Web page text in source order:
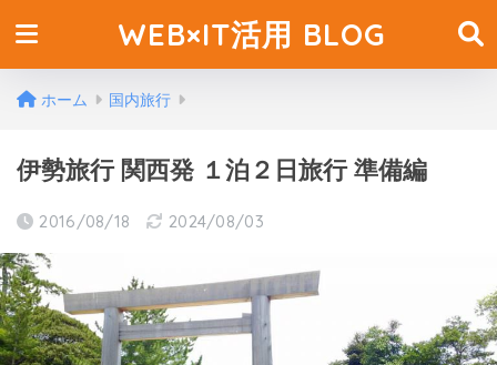
WEB×IT活用 BLOG
ホーム 国内旅行
伊勢旅行 関西発 １泊２日旅行 準備編
2016/08/18 2024/08/03